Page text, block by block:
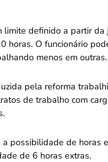
definido a partir da
horas. O funcionário
menos em outras.
pela reforma
de trabalho com
possibilidade de horas
de 6 horas extras.